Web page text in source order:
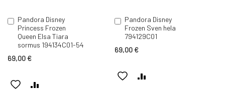
Pandora Disney
Princess Frozen
Queen Elsa Tiara
sormus 194134C01-54
69,00 €
Lisää
ostoskoriin
LISÄÄ
Pandora Disney
Frozen Sven hela
794129C01
69,00 €
Lisää
ostoskoriin
LISÄÄ